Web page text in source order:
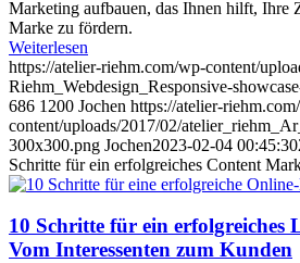
Marketing aufbauen, das Ihnen hilft, Ihre
Marke zu fördern.
Weiterlesen
https://atelier-riehm.com/wp-content/
Riehm_Webdesign_Responsive-
686 1200 Jochen https://atelier-
content/uploads/2017/02/
300x300.png Jochen2023-02-04 00:45:30
Schritte für ein erfolgreiches Content
10 Schritte für ein erfolgreiches
Vom Interessenten zum Kunden